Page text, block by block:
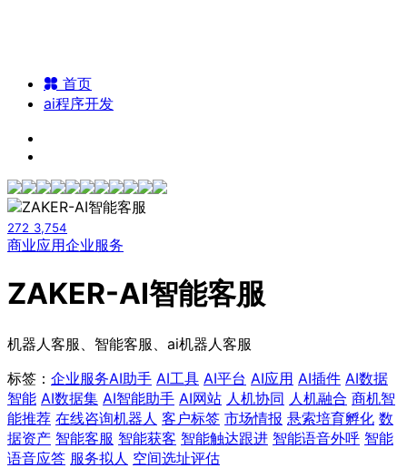
首页
ai程序开发
272 3,754
商业应用企业服务
ZAKER-AI智能客服
机器人客服、智能客服、ai机器人客服
标签： 企业服务AI助手 AI工具 AI平台 AI应用 AI插件 AI数据
智能 AI数据集 AI智能助手 AI网站 人机协同 人机融合 商机智
能推荐 在线咨询机器人 客户标签 市场情报 悬索培育孵化 数
据资产 智能客服 智能获客 智能触达跟进 智能语音外呼 智能
语音应答 服务拟人 空间选址评估